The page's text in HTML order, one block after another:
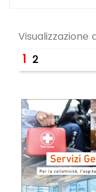
Visualizzazione
1 2